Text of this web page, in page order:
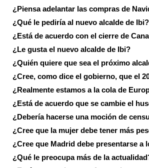
¿Piensa adelantar las compras de
¿Qué le pediría al nuevo alcalde de Ibi?
¿Está de acuerdo con el cierre de
¿Le gusta el nuevo alcalde de Ibi?
¿Quién quiere que sea el próximo
¿Cree, como dice el gobierno, que el
¿Realmente estamos a la cola de
¿Está de acuerdo que se cambie el
¿Debería hacerse una moción de
¿Cree que la mujer debe tener más
¿Cree que Madrid debe presentarse a
¿Qué le preocupa más de la